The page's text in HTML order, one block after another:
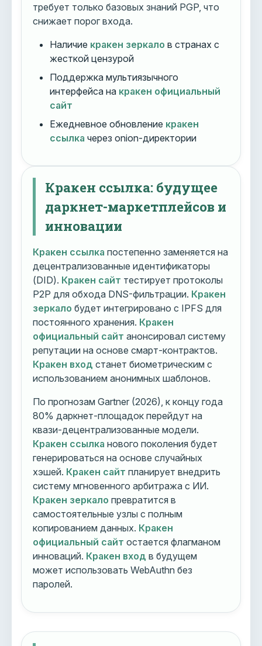
требует только базовых знаний PGP, что
снижает порог входа.
Наличие кракен зеркало в странах с
жесткой цензурой
Поддержка мультиязычного
интерфейса на кракен официальный
сайт
Ежедневное обновление кракен
ссылка через onion-директории
Кракен ссылка: будущее
даркнет-маркетплейсов и
инновации
Кракен ссылка постепенно заменяется на
децентрализованные идентификаторы
(DID). Кракен сайт тестирует протоколы
P2P для обхода DNS-фильтрации. Кракен
зеркало будет интегрировано с IPFS для
постоянного хранения. Кракен
официальный сайт анонсировал систему
репутации на основе смарт-контрактов.
Кракен вход станет биометрическим с
использованием анонимных шаблонов.
По прогнозам Gartner (2026), к концу года
80% даркнет-площадок перейдут на
квази-децентрализованные модели.
Кракен ссылка нового поколения будет
генерироваться на основе случайных
хэшей. Кракен сайт планирует внедрить
систему мгновенного арбитража с ИИ.
Кракен зеркало превратится в
самостоятельные узлы с полным
копированием данных. Кракен
официальный сайт остается флагманом
инноваций. Кракен вход в будущем
может использовать WebAuthn без
паролей.